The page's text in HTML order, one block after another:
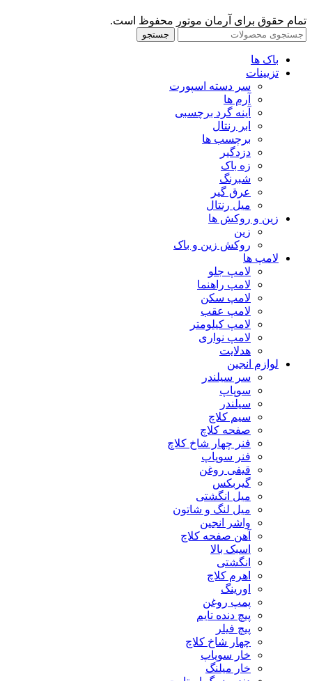
تمام حقوق برای آرمان موتور محفوظ است.
جستجو
باک ها
تزیینات
سر دسته اسپورت
آرم ها
آینه گرد برچسبی
ابر رنتال
برچسب ها
دزدگیر
زه باک
شبرنگ
عرق گیر
میل رنتال
زین و روکش ها
زین
روکش زین و باک
لامپ ها
لامپ جلو
لامپ راهنما
لامپ سکن
لامپ عقب
لامپ کیلومتر
لامپ نواری
هدلایت
لوازم انجین
سر سیلندر
سوپاپ
سیلندر
سیم کلاچ
صفحه کلاچ
فنر چهار شاخ کلاچ
فنر سوپاپ
قیفی روغن
گیربکس
میل انگشتی
میل لنگ و شاتون
واشر انجین
آهن صفحه کلاچ
اسبک بالا
انگشتی
اهرم کلاچ
اورینگ
پمپ روغن
پیچ دنده تایم
پیچ فیلر
چهار شاخ کلاچ
خار سوپاپ
خار میلنگ